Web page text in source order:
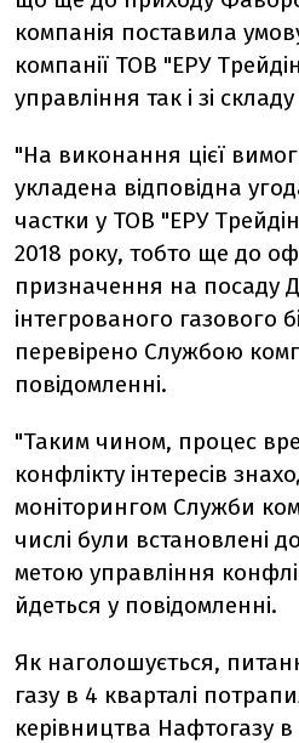
компанія поставила
компанії ТОВ "ЕРУ
управління так і зі
"На виконання цієї
укладена відповідна
частки у ТОВ "ЕРУ
2018 року, тобто ще до
призначення на посаду
інтегрованого газового
перевірено Службою
повідомленні.
"Таким чином, процес
конфлікту інтересів
моніторингом Служби
числі були встановлені
метою управління
йдеться у повідомленні.
Як наголошується,
газу в 4 кварталі
керівництва Нафтогазу в